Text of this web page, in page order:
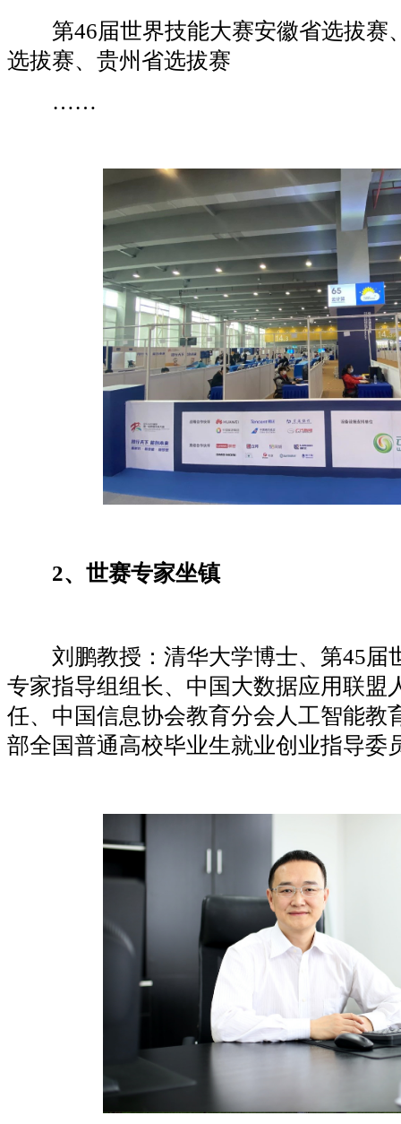
第46届世界技能大赛安徽省选拔赛
选拔赛、贵州省选拔赛
……
2、 世赛专家坐镇
刘鹏教授：清华大学博士、第45届
专家指导组组长、中国大数据应用联盟
任、中国信息协会教育分会人工智能教
部全国普通高校毕业生就业创业指导委